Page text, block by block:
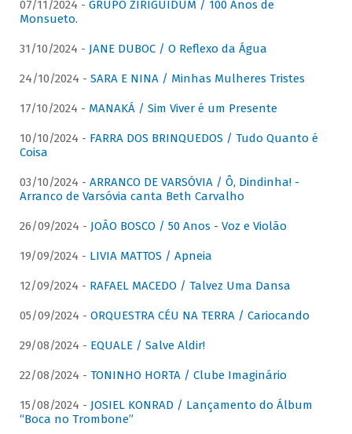
07/11/2024 - GRUPO ZIRIGUIDUM / 100 Anos de
Monsueto.
31/10/2024 - JANE DUBOC / O Reflexo da Água
24/10/2024 - SARA E NINA / Minhas Mulheres Tristes
17/10/2024 - MANAKÁ / Sim Viver é um Presente
10/10/2024 - FARRA DOS BRINQUEDOS / Tudo Quanto é
Coisa
03/10/2024 - ARRANCO DE VARSÓVIA / Ô, Dindinha! -
Arranco de Varsóvia canta Beth Carvalho
26/09/2024 - JOÃO BOSCO / 50 Anos - Voz e Violão
19/09/2024 - LIVIA MATTOS / Apneia
12/09/2024 - RAFAEL MACEDO / Talvez Uma Dansa
05/09/2024 - ORQUESTRA CÉU NA TERRA / Cariocando
29/08/2024 - EQUALE / Salve Aldir!
22/08/2024 - TONINHO HORTA / Clube Imaginário
15/08/2024 - JOSIEL KONRAD / Lançamento do Álbum
“Boca no Trombone”